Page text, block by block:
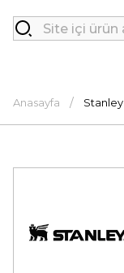
Anasayfa Stanley